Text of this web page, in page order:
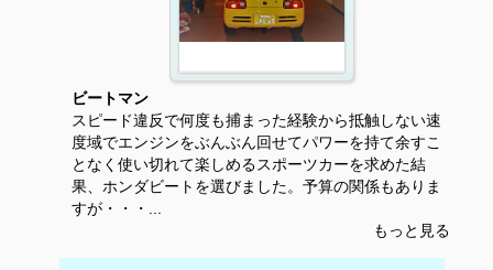
ビートマン
スピード違反で何度も捕まった経験から抵触しない速
度域でエンジンをぶんぶん回せてパワーを持て余すこ
となく使い切れて楽しめるスポーツカーを求めた結
果、ホンダビートを選びました。予算の関係もありま
すが・・・...
もっと見る